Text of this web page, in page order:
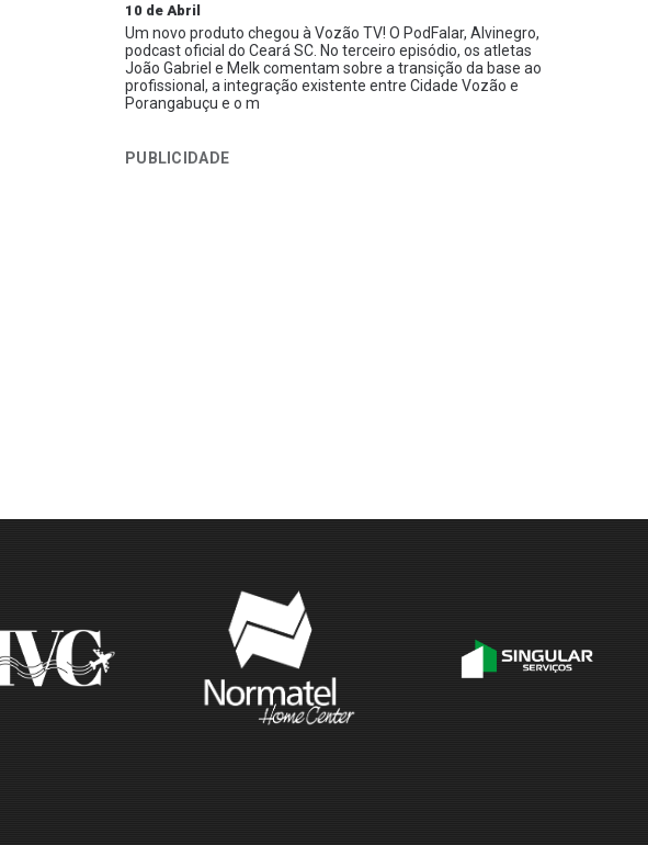
10 de Abril
Um novo produto chegou à Vozão TV! O PodFalar, Alvinegro,
podcast oficial do Ceará SC. No terceiro episódio, os atletas
João Gabriel e Melk comentam sobre a transição da base ao
profissional, a integração existente entre Cidade Vozão e
Porangabuçu e o m
PUBLICIDADE